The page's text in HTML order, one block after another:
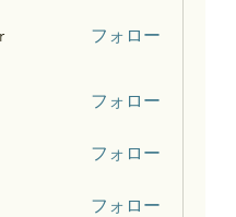
フォロー
フォロー
フォロー
フォロー